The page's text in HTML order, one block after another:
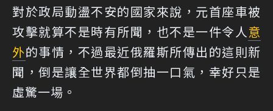
對於政局動盪不安的國家來說，元首座車被
攻擊就算不是時有所聞，也不是一件令人意
外的事情，不過最近俄羅斯所傳出的這則新
聞，倒是讓全世界都倒抽一口氣，幸好只是
虛驚一場。